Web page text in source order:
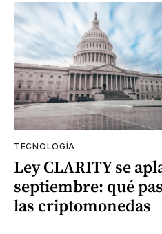
TECNOLOGÍA
Ley CLARITY se
septiembre: qué
las criptomonedas